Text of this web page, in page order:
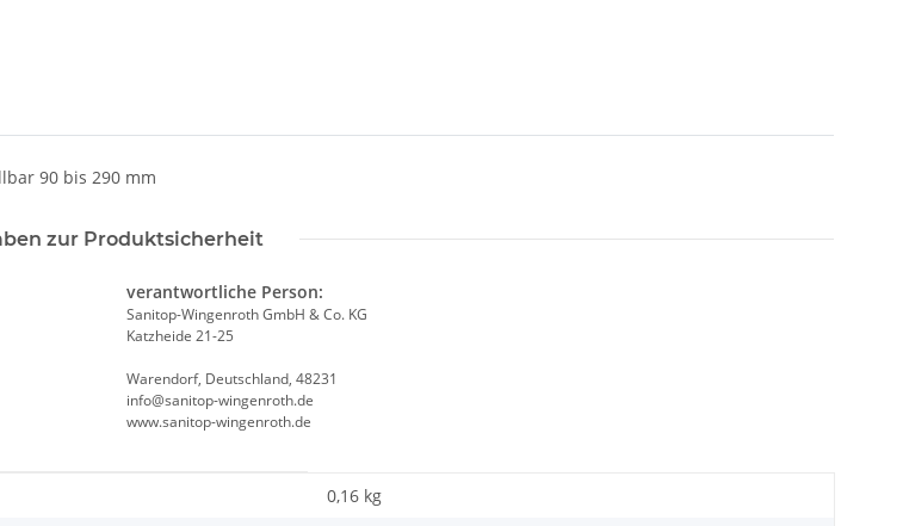
90 bis 290 mm
zur Produktsicherheit
verantwortliche Person:
Sanitop-Wingenroth GmbH & Co. KG
Katzheide 21-25
Warendorf, Deutschland, 48231
info@sanitop-wingenroth.de
www.sanitop-wingenroth.de
0,16 kg